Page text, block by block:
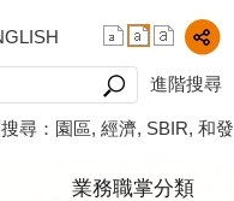
進階搜尋
尋： 園區 經濟 SBIR 和發
業務職掌分類